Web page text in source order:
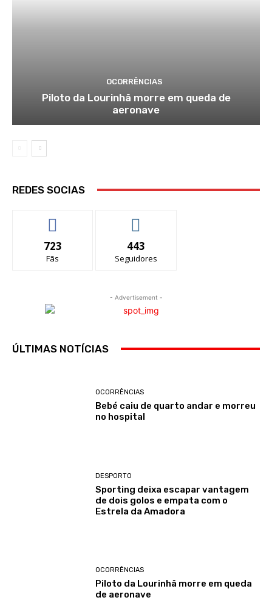
OCORRÊNCIAS
Piloto da Lourinhã morre em queda de
aeronave
REDES SOCIAS
723
Fãs
443
Seguidores
- Advertisement -
ÚLTIMAS NOTÍCIAS
OCORRÊNCIAS
Bebé caiu de quarto andar e morreu
no hospital
DESPORTO
Sporting deixa escapar vantagem
de dois golos e empata com o
Estrela da Amadora
OCORRÊNCIAS
Piloto da Lourinhã morre em queda
de aeronave